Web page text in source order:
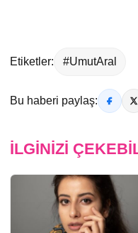
Etiketler: #UmutAral
Bu haberi paylaş:
İLGINIZI